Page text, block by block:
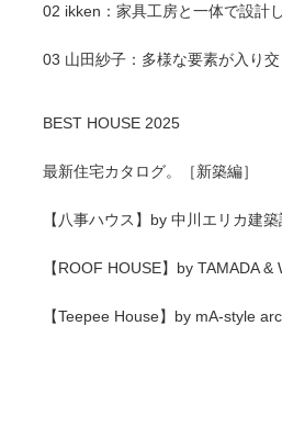
02 ikken：家具工房と一体で設計
03 山田紗子：多様な要素が入り
BEST HOUSE 2025
最新住宅カタログ。［新築編］
【八事ハウス】by 中川エリカ建
【ROOF HOUSE】by TAMADA
【Teepee House】by mA-style